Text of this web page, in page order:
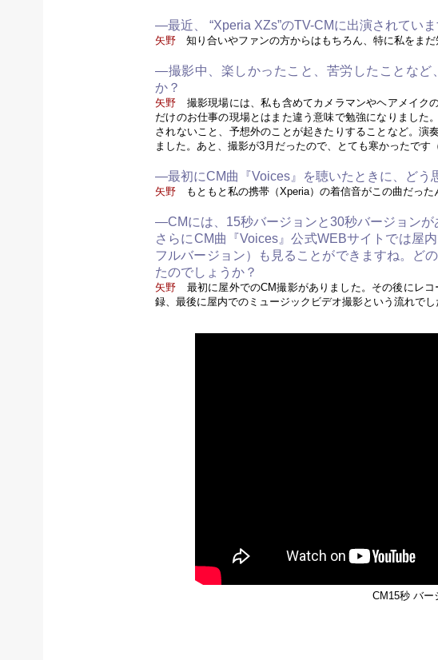
—最近、 “Xperia XZs”のTV-CMに出演されてい
矢野 知り合いやファンの方からはもちろん、特に私をまだ
—撮影中、楽しかったこと、苦労したことなど
か？
矢野 撮影現場には、私も含めてカメラマンやヘアメイク
だけのお仕事の現場とはまた違う意味で勉強になりました
されないこと、予想外のことが起きたりすることなど。演
ました。あと、撮影が3月だったので、とても寒かったです
—最初にCM曲『Voices』を聴いたときに、どう
矢野 もともと私の携帯（Xperia）の着信音がこの曲だった
—CMには、15秒バージョンと30秒バージョンが
さらにCM曲『Voices』公式WEBサイトでは屋
フルバージョン）も見ることができますね。ど
たのでしょうか？
矢野 最初に屋外でのCM撮影がありました。その後にレ
録、最後に屋内でのミュージックビデオ撮影という流れでし
CM15秒 バー